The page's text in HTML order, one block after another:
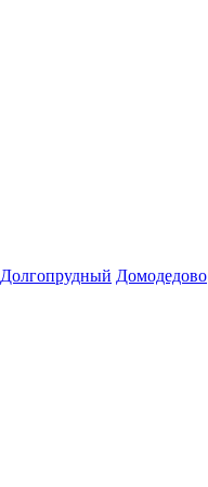
Долгопрудный Домодедово